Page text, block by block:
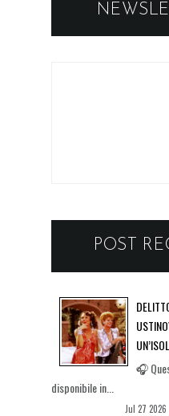
POST
🎧
disponibile in...
Jul 27 2026